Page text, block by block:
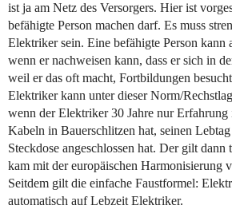
ist ja am Netz des Versorgers. Hier ist
befähigte Person machen darf. Es muss
Elektriker sein. Eine befähigte Person kann
wenn er nachweisen kann, dass er sich in
weil er das oft macht, Fortbildungen
Elektriker kann unter dieser Norm/
wenn der Elektriker 30 Jahre nur Erfahrung
Kabeln in Bauerschlitzen hat, seinen
Steckdose angeschlossen hat. Der gilt dann
kam mit der europäischen Harmonisierung
Seitdem gilt die einfache Faustformel:
automatisch auf Lebzeit Elektriker.